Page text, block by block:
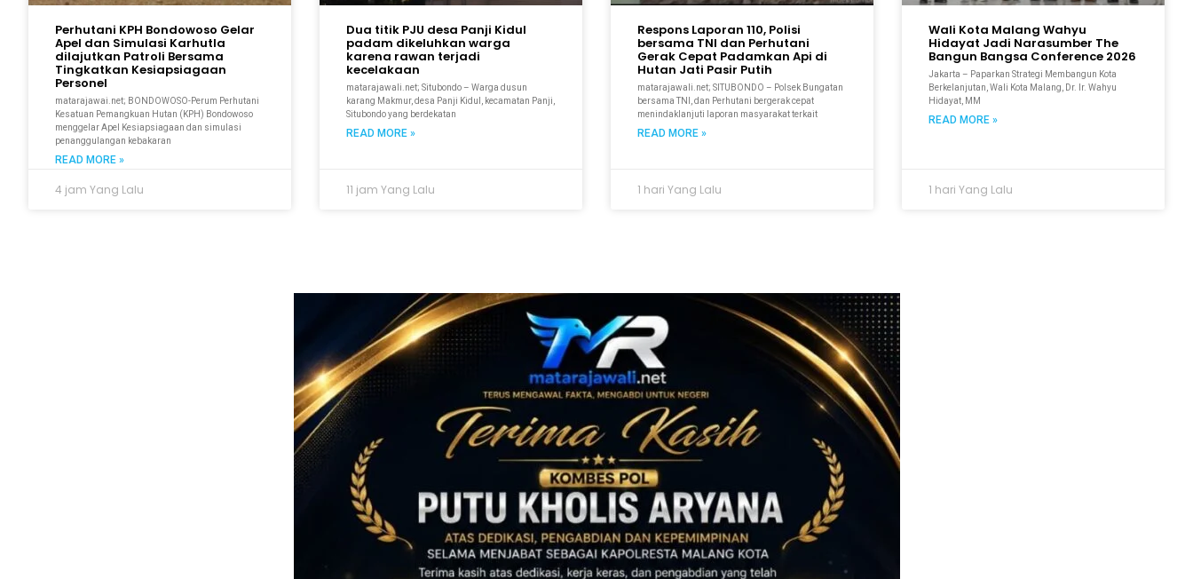
Perhutani KPH Bondowoso Gelar
Apel dan Simulasi Karhutla
dilajutkan Patroli Bersama
Tingkatkan Kesiapsiagaan
Personel
matarajawai.net; BONDOWOSO-Perum Perhutani
Kesatuan Pemangkuan Hutan (KPH) Bondowoso
menggelar Apel Kesiapsiagaan dan simulasi
penanggulangan kebakaran
READ MORE »
4 jam Yang Lalu
Dua titik PJU desa Panji Kidul
padam dikeluhkan warga
karena rawan terjadi
kecelakaan
matarajawali.net; Situbondo – Warga dusun
karang Makmur, desa Panji Kidul, kecamatan Panji,
Situbondo yang berdekatan
READ MORE »
11 jam Yang Lalu
Respons Laporan 110, Polisi
bersama TNI dan Perhutani
Gerak Cepat Padamkan Api di
Hutan Jati Pasir Putih
matarajawali.net; SITUBONDO – Polsek Bungatan
bersama TNI, dan Perhutani bergerak cepat
menindaklanjuti laporan masyarakat terkait
READ MORE »
1 hari Yang Lalu
Wali Kota Malang Wahyu
Hidayat Jadi Narasumber The
Bangun Bangsa Conference 2026
Jakarta – Paparkan Strategi Membangun Kota
Berkelanjutan, Wali Kota Malang, Dr. Ir. Wahyu
Hidayat, MM
READ MORE »
1 hari Yang Lalu